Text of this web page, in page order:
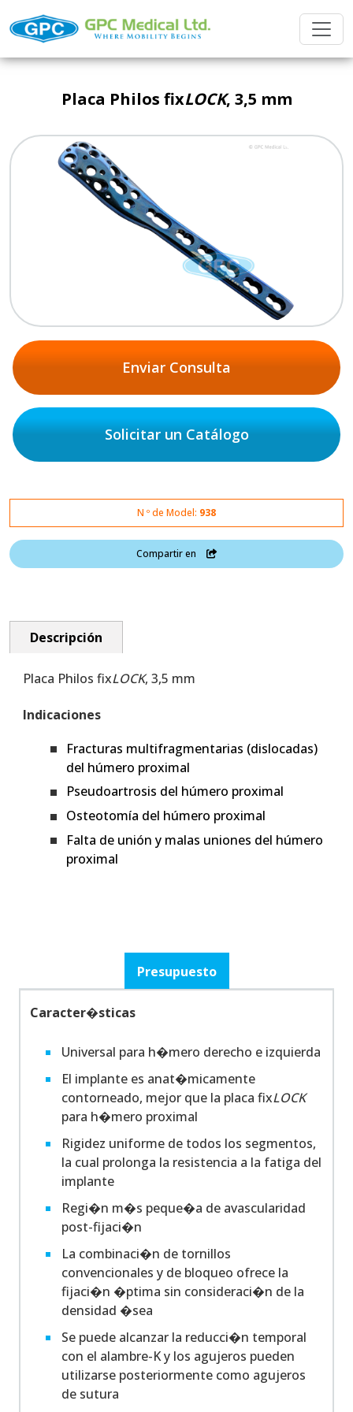
Placa Philos fixLOCK, 3,5 mm
Enviar Consulta
Solicitar un Catálogo
N º de Model: 938
Compartir en
Descripción
Placa Philos fixLOCK, 3,5 mm
Indicaciones
Fracturas multifragmentarias (dislocadas)
del húmero proximal
Pseudoartrosis del húmero proximal
Osteotomía del húmero proximal
Falta de unión y malas uniones del húmero
proximal
Presupuesto
Caracter�sticas
Universal para h�mero derecho e izquierda
El implante es anat�micamente
contorneado, mejor que la placa fixLOCK
para h�mero proximal
Rigidez uniforme de todos los segmentos,
la cual prolonga la resistencia a la fatiga del
implante
Regi�n m�s peque�a de avascularidad
post-fijaci�n
La combinaci�n de tornillos
convencionales y de bloqueo ofrece la
fijaci�n �ptima sin consideraci�n de la
densidad �sea
Se puede alcanzar la reducci�n temporal
con el alambre-K y los agujeros pueden
utilizarse posteriormente como agujeros
de sutura